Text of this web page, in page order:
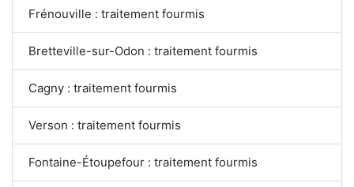
Frénouville : traitement fourmis
Bretteville-sur-Odon : traitement fourmis
Cagny : traitement fourmis
Verson : traitement fourmis
Fontaine-Étoupefour : traitement fourmis